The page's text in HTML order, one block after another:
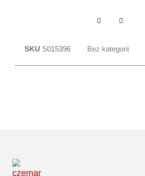
SKU S015396 Bez kategorii